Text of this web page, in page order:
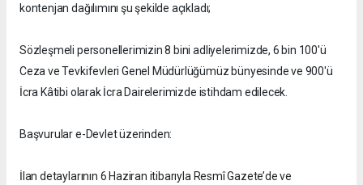
kontenjan dağılımını şu şekilde açıkladı;
Sözleşmeli personellerimizin 8 bini adliyelerimizde, 6 bin 100'ü
Ceza ve Tevkifevleri Genel Müdürlüğümüz bünyesinde ve 900'ü
İcra Kâtibi olarak İcra Dairelerimizde istihdam edilecek.
Başvurular e-Devlet üzerinden:
İlan detaylarının 6 Haziran itibarıyla Resmî Gazete’de ve